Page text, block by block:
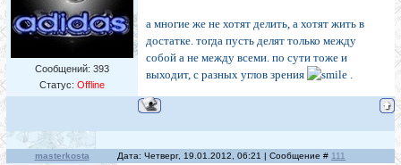
Сообщений: 393
Статус: Offline
а многие же не хотят делить, а хотят жить в
достатке. тогда пусть делят только между
собой а не между всеми. по сути тоже и
выходит, с разных углов зрения
.
masterkosta Дата: Четверг, 19.01.2012, 06:21 | Сообщение # 111